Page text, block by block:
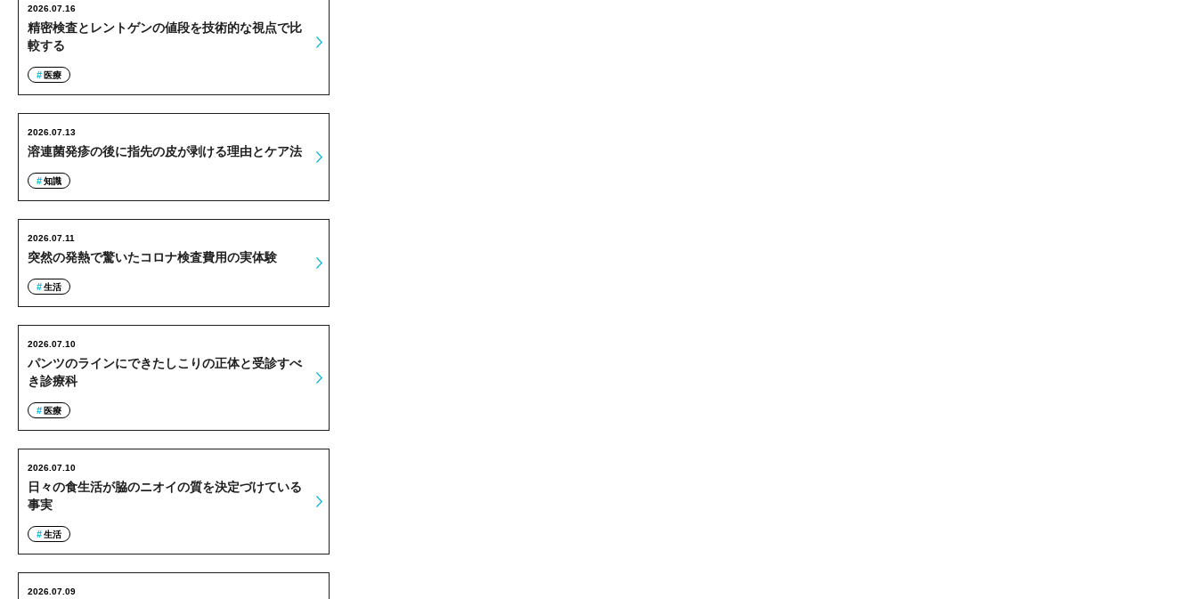
精密検査とレントゲンの値段を技術的な視点で比
較する
2026.07.16
医療
溶連菌発疹の後に指先の皮が剥ける理由とケア法
2026.07.13
知識
突然の発熱で驚いたコロナ検査費用の実体験
2026.07.11
生活
パンツのラインにできたしこりの正体と受診すべ
き診療科
2026.07.10
医療
日々の食生活が脇のニオイの質を決定づけている
事実
2026.07.10
生活
2026.07.09